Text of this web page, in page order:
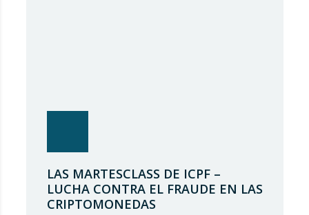
LAS MARTESCLASS DE ICPF –
LUCHA CONTRA EL FRAUDE EN LAS
CRIPTOMONEDAS